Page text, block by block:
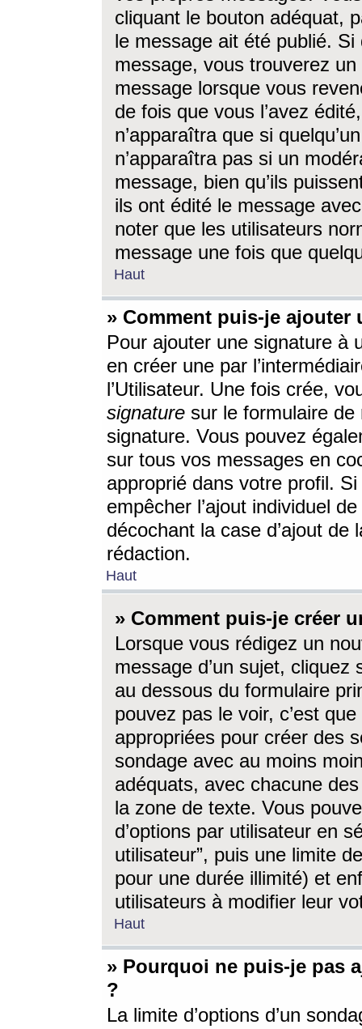
cliquant le bouton adéquat,
le message ait été publié. Si
message, vous trouverez
message lorsque vous
de fois que vous l’avez
n’apparaîtra que si
n’apparaîtra pas si un
message, bien qu’ils
ils ont édité le message
noter que les utilisateurs
message une fois que
Haut
» Comment puis-je ajouter
Pour ajouter une signature à
en créer une par
l’Utilisateur. Une fois crée,
signature sur le formulaire de
signature. Vous pouvez
sur tous vos messages en
approprié dans votre profil.
empêcher l’ajout individuel
décochant la case d’ajout
rédaction.
Haut
» Comment puis-je créer
Lorsque vous rédigez un
message d’un sujet, cliquez
au dessous du formulaire
pouvez pas le voir, c’est
appropriées pour créer des
sondage avec au moins
adéquats, avec chacune
la zone de texte. Vous
d’options par utilisateur en
utilisateur”, puis une limite
pour une durée illimité) et
utilisateurs à modifier leur
Haut
» Pourquoi ne puis-je pas
?
La limite d’options d’un